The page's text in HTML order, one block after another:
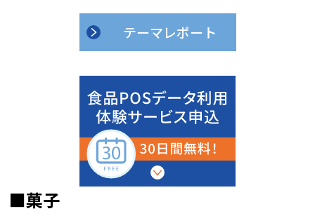
テーマレポート
■菓子